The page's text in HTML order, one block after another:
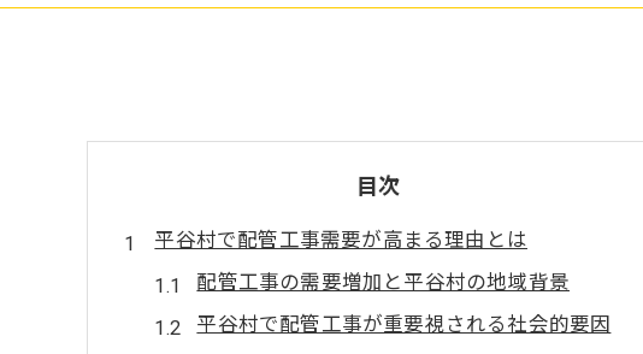
目次
平谷村で配管工事需要が高まる理由とは
配管工事の需要増加と平谷村の地域背景
平谷村で配管工事が重要視される社会的要因